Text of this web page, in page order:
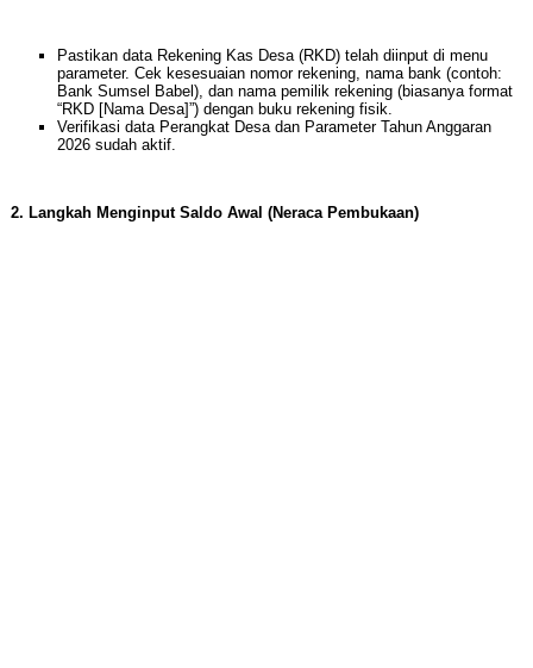
Pastikan data Rekening Kas Desa (RKD) telah diinput di menu
parameter. Cek kesesuaian nomor rekening, nama bank (contoh:
Bank Sumsel Babel), dan nama pemilik rekening (biasanya format
“RKD [Nama Desa]”) dengan buku rekening fisik.
Verifikasi data Perangkat Desa dan Parameter Tahun Anggaran
2026 sudah aktif.
2. Langkah Menginput Saldo Awal (Neraca Pembukaan)